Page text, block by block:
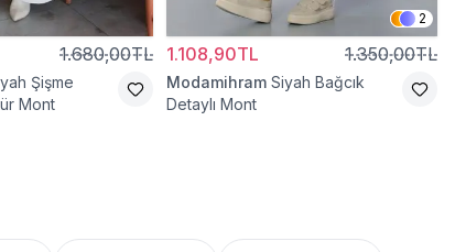
1.680,00TL
Şişme
Mont
2
1.108,90TL 1.350,00TL
Modamihram Siyah Bağcık
Detaylı Mont